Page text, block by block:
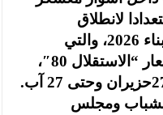
لانطلاق
معسكرات الحسين للعمل والبناء 2026، والتي
تنظمها وزارة الشباب تحت شعار “الاستقلال 80″،
الشباب ومجلس